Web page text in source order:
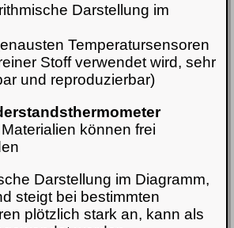
Darstellung im
Temperatursensoren
Stoff verwendet wird, sehr
und reproduzierbar)
können frei
Darstellung im Diagramm,
steigt bei bestimmten
plötzlich stark an, kann als